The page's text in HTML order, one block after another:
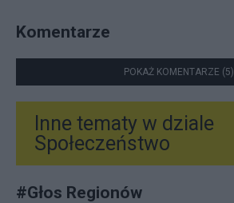
Komentarze
POKAŻ KOMENTARZE (5)
Inne tematy w dziale
Społeczeństwo
#Głos Regionów